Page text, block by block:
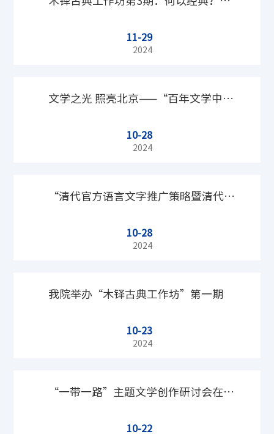
清戏曲批评与元代戏曲高峰地位的评价
11-29
2024
文学之光 照亮北京——“百年文学中的
北京”新书座谈会举办
10-28
2024
“清代官方语言文字推广策略暨清代诗
文研究青年学者论坛”筹备会顺利召开
10-28
2024
我院举办“木铎古典工作坊”第一期
10-23
2024
“一带一路”主题文学创作研讨会在京
10-22